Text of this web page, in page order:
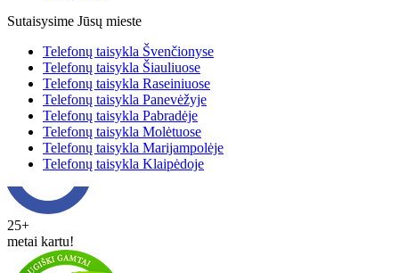
Sutaisysime Jūsų mieste
Telefonų taisykla Švenčionyse
Telefonų taisykla Šiauliuose
Telefonų taisykla Raseiniuose
Telefonų taisykla Panevėžyje
Telefonų taisykla Pabradėje
Telefonų taisykla Molėtuose
Telefonų taisykla Marijampolėje
Telefonų taisykla Klaipėdoje
25+
metai kartu!